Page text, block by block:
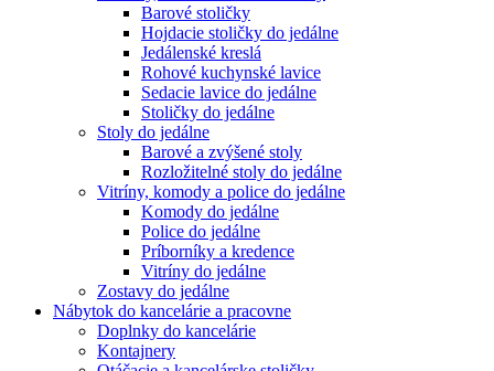
Barové stoličky
Hojdacie stoličky do jedálne
Jedálenské kreslá
Rohové kuchynské lavice
Sedacie lavice do jedálne
Stoličky do jedálne
Stoly do jedálne
Barové a zvýšené stoly
Rozložitelné stoly do jedálne
Vitríny, komody a police do jedálne
Komody do jedálne
Police do jedálne
Príborníky a kredence
Vitríny do jedálne
Zostavy do jedálne
Nábytok do kancelárie a pracovne
Doplnky do kancelárie
Kontajnery